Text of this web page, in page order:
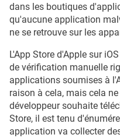
dans les boutiques
qu'aucune application
ne se retrouve sur les
L'App Store d'Apple sur
de vérification manuelle
applications soumises à
raison à cela, mais cela
développeur souhaite
Store, il est tenu
application va collecter